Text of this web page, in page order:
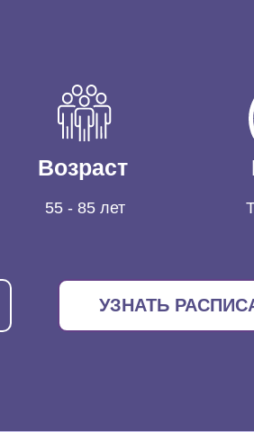
Возраст
55 - 85 лет
УЗНАТЬ